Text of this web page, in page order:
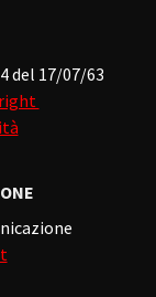
del 17/07/63